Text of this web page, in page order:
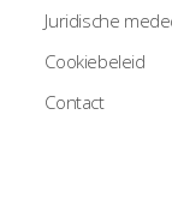
Juridische
Cookiebeleid
Contact